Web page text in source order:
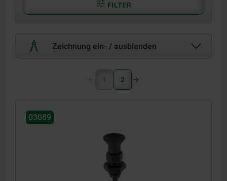
FILTER
Zeichnung ein- / ausblenden
1 2
03089